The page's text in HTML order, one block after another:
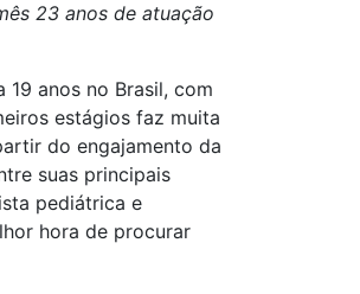
23 anos de atuação
anos no Brasil, com
estágios faz muita
do engajamento da
suas principais
pediátrica e
hora de procurar